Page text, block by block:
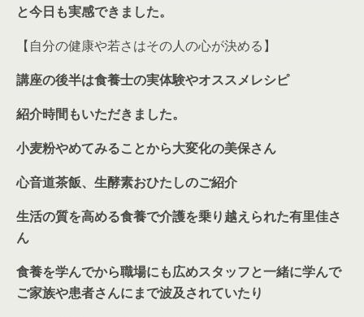
と今日も実感できました。
【自分の健康や若さはその人の心が決める】
講座の後半は食養士の実体験やオススメレシピ
紹介時間もいただきました。
小麦粉やめてみることから大変化の美保さん
心音道茶飯、生酵素おひたしのご紹介
生活の質を高める食養で介護を乗り越えられた有里佳さ
ん
食養を学んでから職場にも広めスタッフと一緒に学んで
ご家族や患者さんにまで波及されていたり